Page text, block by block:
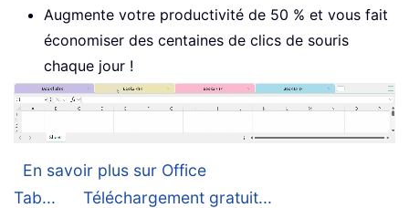
Augmente votre productivité de 50 % et vous fait
économiser des centaines de clics de souris
chaque jour !
En savoir plus sur Office
Tab...
Téléchargement gratuit...